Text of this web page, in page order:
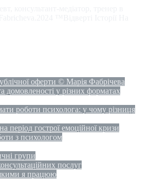
оферти © Марія Фабрічева
домовленості у різних форматах
роботи психолога: у чому різниця
період гострої емоційної кризи
з психологом
групи
послуг
я працюю